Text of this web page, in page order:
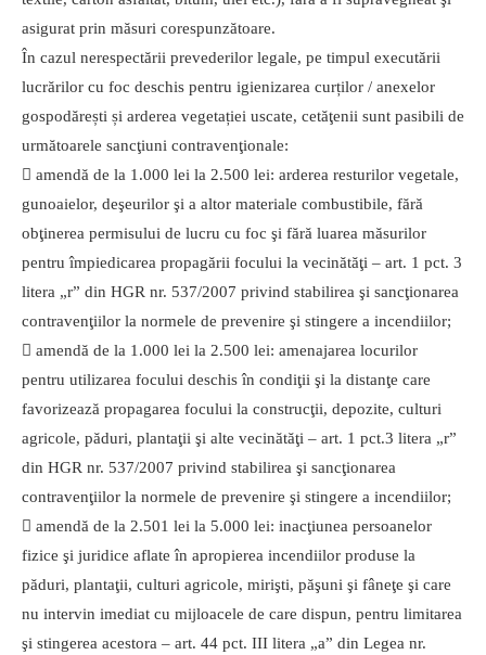
asigurat prin măsuri corespunzătoare.
În cazul nerespectării prevederilor legale, pe timpul executării
lucrărilor cu foc deschis pentru igienizarea curților / anexelor
gospodărești și arderea vegetației uscate, cetăţenii sunt pasibili de
următoarele sancţiuni contravenţionale:
 amendă de la 1.000 lei la 2.500 lei: arderea resturilor vegetale,
gunoaielor, deşeurilor şi a altor materiale combustibile, fără
obţinerea permisului de lucru cu foc şi fără luarea măsurilor
pentru împiedicarea propagării focului la vecinătăţi – art. 1 pct. 3
litera „r” din HGR nr. 537/2007 privind stabilirea şi sancţionarea
contravenţiilor la normele de prevenire şi stingere a incendiilor;
 amendă de la 1.000 lei la 2.500 lei: amenajarea locurilor
pentru utilizarea focului deschis în condiţii şi la distanţe care
favorizează propagarea focului la construcţii, depozite, culturi
agricole, păduri, plantaţii şi alte vecinătăţi – art. 1 pct.3 litera „r”
din HGR nr. 537/2007 privind stabilirea şi sancţionarea
contravenţiilor la normele de prevenire şi stingere a incendiilor;
 amendă de la 2.501 lei la 5.000 lei: inacţiunea persoanelor
fizice şi juridice aflate în apropierea incendiilor produse la
păduri, plantaţii, culturi agricole, mirişti, păşuni şi fâneţe şi care
nu intervin imediat cu mijloacele de care dispun, pentru limitarea
şi stingerea acestora – art. 44 pct. III litera „a” din Legea nr.